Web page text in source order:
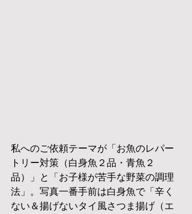
私へのご依頼テーマが「お魚のレパー
トリー対策（白身魚２品・青魚２
品）」と「お子様が苦手な野菜の調理
法」。写真一番手前は白身魚で「辛く
ない＆揚げないタイ風さつま揚げ（エ